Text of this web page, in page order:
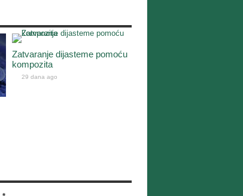
Zatvaranje dijasteme pomoću
kompozita
29 dana ago